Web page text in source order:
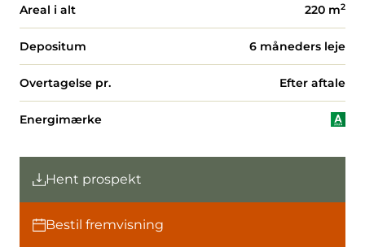
Areal i alt 220 m2
Depositum 6 måneders leje
Overtagelse pr. Efter aftale
Energimærke
Hent prospekt
Bestil fremvisning